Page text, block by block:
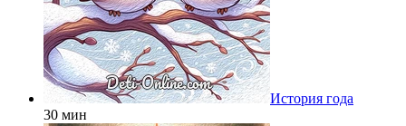
История года
30 мин